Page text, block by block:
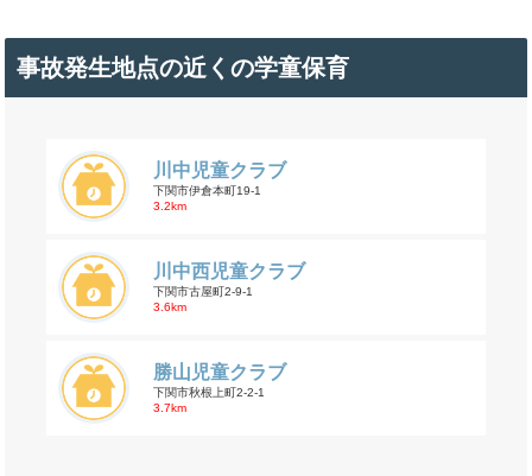
事故発生地点の近くの学童保育
川中児童クラブ
下関市伊倉本町19-1
3.2km
川中西児童クラブ
下関市古屋町2-9-1
3.6km
勝山児童クラブ
下関市秋根上町2-2-1
3.7km